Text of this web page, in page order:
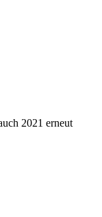
2021 erneut